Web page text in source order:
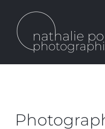
contenu